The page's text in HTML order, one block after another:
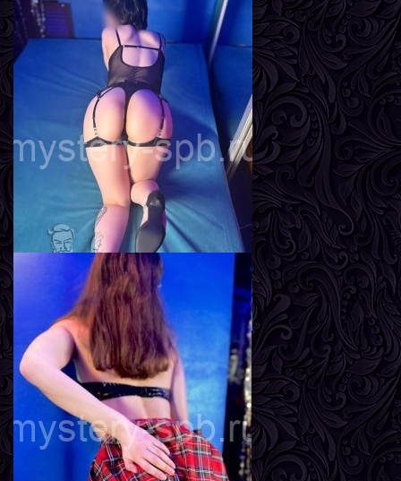
Адель
165 см
58 кг
3-й
Линда
Возраст
23
Рост
167 см
57 кг
2-й